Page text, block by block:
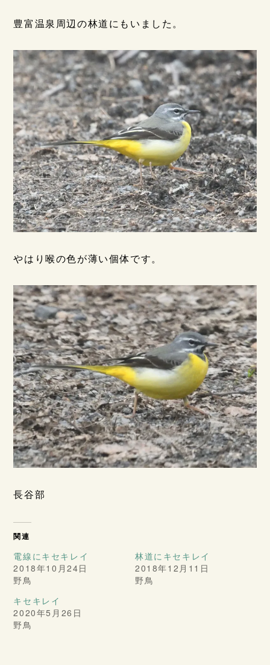
豊富温泉周辺の林道にもいました。
やはり喉の色が薄い個体です。
長谷部
関連
電線にキセキレイ
2018年10月24日
野鳥
林道にキセキレイ
2018年12月11日
野鳥
キセキレイ
2020年5月26日
野鳥